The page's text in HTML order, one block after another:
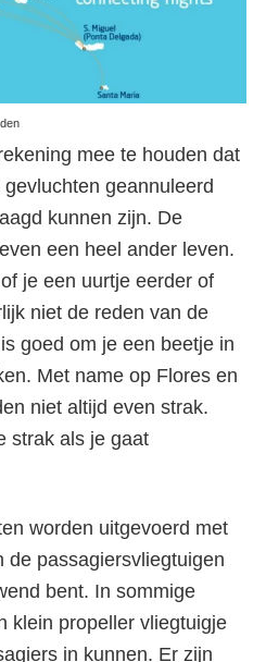
mee te houden dat
geannuleerd
kunnen zijn. De
een heel ander leven.
je een uurtje eerder of
niet de reden van de
goed om je een beetje in
Met name op Flores en
niet altijd even strak.
strak als je gaat
worden uitgevoerd met
de passagiersvliegtuigen
bent. In sommige
klein propeller vliegtuigje
in kunnen. Er zijn